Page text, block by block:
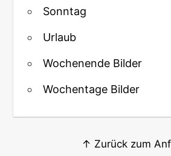
Sonntag
Urlaub
Wochenende Bilder
Wochentage Bilder
↑ Zurück zum